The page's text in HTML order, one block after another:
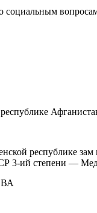
социальным
республике
3-ий степени —